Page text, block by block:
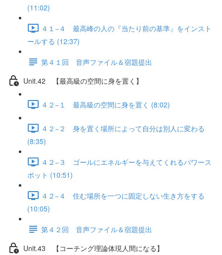
(11:02)
４１−４ 最高峰の人の『当たり前の基準』をインスト
ールする (12:37)
第４１回 音声ファイル＆宿題提出
Unit.42 【最高級の空間に身を置く】
４２−１ 最高級の空間に身を置く (8:02)
４２−２ 身を置く場所によって自分は別人に変わる
(8:35)
４２−３ ゴールにエネルギーを与えてくれるパワース
ポット (10:51)
４２−４ 住む場所を一つに固定しない生き方をする
(10:05)
第４２回 音声ファイル＆宿題提出
Unit.43 【コーチング理論体現人間になる】